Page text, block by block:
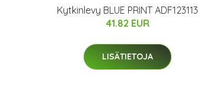
Kytkinlevy BLUE PRINT ADF123113
41.82 EUR
LISÄTIETOJA